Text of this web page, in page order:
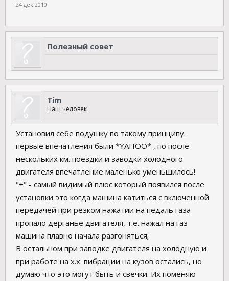
24 дек 2010
Полезный совет
Tim
Наш человек
Установил себе подушку по такому принципу.
первые впечатления были *YAHOO* , по после
нескольких км. поездки и заводки холодного
двигателя впечатление маленько уменьшилось!
"+" - самый видимый плюс который появился после
установки это когда машина катиться с включенной
передачей при резком нажатии на педаль газа
пропало дерганье двигателя, т.е. нажал на газ
машина плавно начала разгоняться;
В остальном при заводке двигателя на холодную и
при работе на х.х. вибрации на кузов остались, но
думаю что это могут быть и свечки. Их поменяю